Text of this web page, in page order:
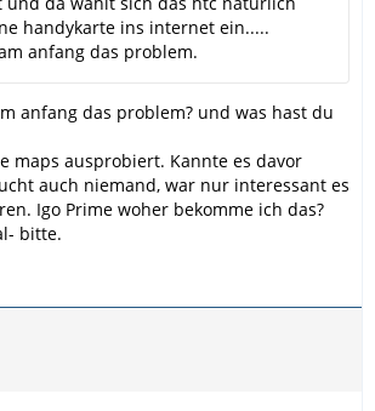
handykarte ins internet ein.....
anfang das problem.
anfang das problem? und was hast du
maps ausprobiert. Kannte es davor
auch niemand, war nur interessant es
Igo Prime woher bekomme ich das?
bitte.